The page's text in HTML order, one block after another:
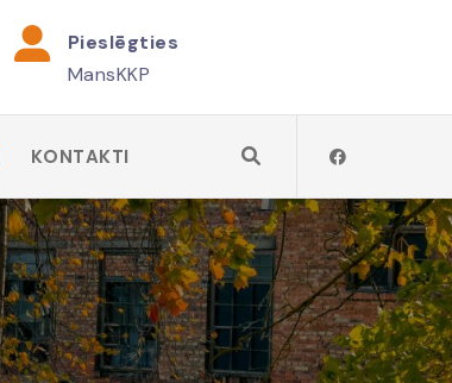
Pieslēgties
MansKKP
KONTAKTI